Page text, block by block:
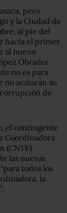
pero
y la Ciudad de
al pie del
hacia el primer
al nuevo
Obrador
no es para
no acatarán su
de
el contingente
Coordinadora
(CNTE)
las nuevas
todos los
la